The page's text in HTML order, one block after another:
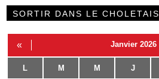
SORTIR DANS LE CHOLETAIS
« Janvier 2026
L M M J